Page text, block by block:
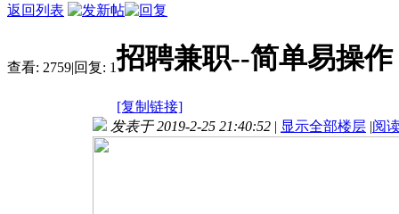
返回列表
查看: 2759|回复: 1招聘兼职--简单易操
[复制链接]
发表于 2019-2-25 21:40:52 | 显示全部楼层 |阅